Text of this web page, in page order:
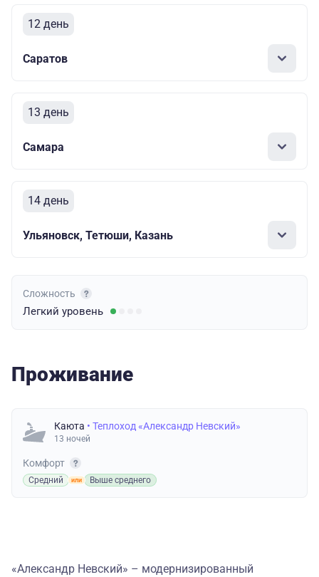
12 день
Саратов
13 день
Самара
14 день
Ульяновск, Тетюши, Казань
Сложность
Легкий уровень
Проживание
Каюта • Теплоход «Александр Невский»
13 ночей
Комфорт
Средний Выше среднего
«Александр Невский» – модернизированный